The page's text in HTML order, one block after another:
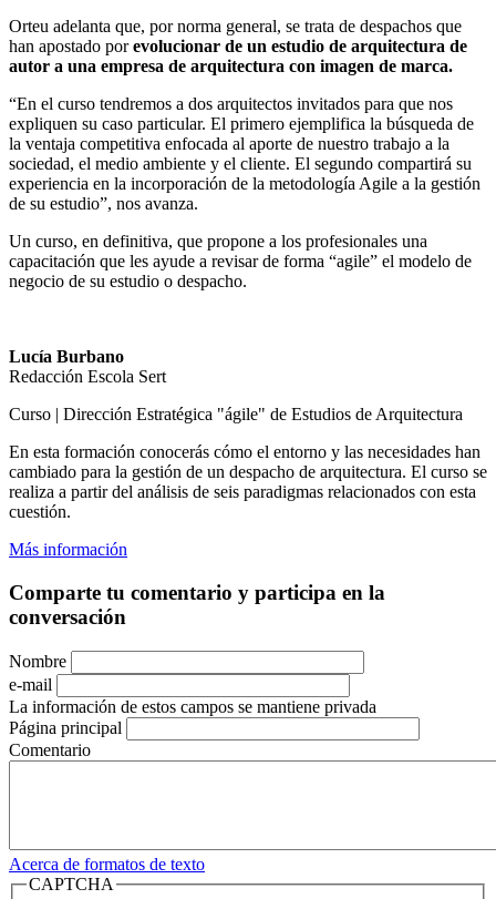
Orteu adelanta que, por norma general, se trata de despachos que
han apostado porevolucionar de un estudio de arquitectura de
autor a una empresa de arquitectura con imagen de marca.
“En el curso tendremos a dos arquitectos invitados para que nos
expliquen su caso particular. El primero ejemplifica la búsqueda de
la ventaja competitiva enfocada al aporte de nuestro trabajo a la
sociedad, el medio ambiente y el cliente. El segundo compartirá su
experiencia en la incorporación de la metodología Agile a la gestión
de su estudio”, nos avanza.
Un curso, en definitiva, que propone a los profesionales una
capacitación que les ayude a revisar de forma “agile” el modelo de
negocio de su estudio o despacho.
Lucía Burbano
Redacción Escola Sert
Curso | Dirección Estratégica "ágile" de Estudios de Arquitectura
En esta formación conocerás cómo el entorno y las necesidades han
cambiado para la gestión de un despacho de arquitectura. El curso se
realiza a partir del análisis de seis paradigmas relacionados con esta
cuestión.
Más información
Comparte tu comentario y participa en la
conversación
Nombre
e-mail
La información de estos campos se mantiene privada
Página principal
Comentario
Acerca de formatos de texto
CAPTCHA